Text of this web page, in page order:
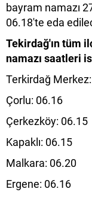
bayram namazı
06.18'te eda
Tekirdağ'ın tüm
namazı saatleri
Terkirdağ
Çorlu: 06.16
Çerkezköy: 06.15
Kapaklı: 06.15
Malkara: 06.20
Ergene: 06.16